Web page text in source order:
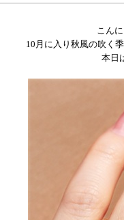
こん
10月に入り秋風の吹く
本日